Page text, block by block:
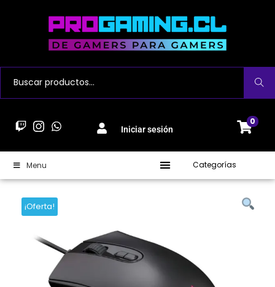
Buscar
Iniciar sesión
0
Menu Categorías
¡Oferta!